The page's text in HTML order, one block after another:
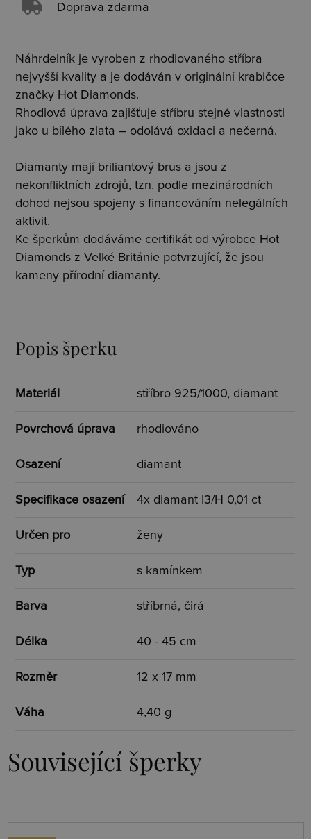
Doprava zdarma
Náhrdelník je vyroben z rhodiovaného stříbra
nejvyšší kvality a je dodáván v originální krabičce
značky Hot Diamonds.
Rhodiová úprava zajišťuje stříbru stejné vlastnosti
jako u bílého zlata – odolává oxidaci a nečerná.
Diamanty mají briliantový brus a jsou z
nekonfliktních zdrojů, tzn. podle mezinárodních
dohod nejsou spojeny s financováním nelegálních
aktivit.
Ke šperkům dodáváme certifikát od výrobce Hot
Diamonds z Velké Británie potvrzující, že jsou
kameny přírodní diamanty.
Popis šperku
Materiál stříbro 925/1000, diamant
Povrchová úprava rhodiováno
Osazení diamant
Specifikace osazení 4x diamant I3/H 0,01 ct
Určen pro ženy
Typ s kamínkem
Barva stříbrná, čirá
Délka 40 - 45 cm
Rozměr 12 x 17 mm
Váha 4,40 g
Související šperky